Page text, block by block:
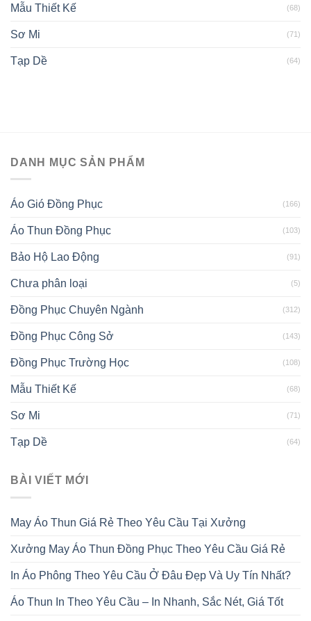
Mẫu Thiết Kế (68)
Sơ Mi (71)
Tạp Dề (64)
DANH MỤC SẢN PHẨM
Áo Gió Đồng Phục (166)
Áo Thun Đồng Phục (103)
Bảo Hộ Lao Động (91)
Chưa phân loại (5)
Đồng Phục Chuyên Ngành (312)
Đồng Phục Công Sở (143)
Đồng Phục Trường Học (108)
Mẫu Thiết Kế (68)
Sơ Mi (71)
Tạp Dề (64)
BÀI VIẾT MỚI
May Áo Thun Giá Rẻ Theo Yêu Cầu Tại Xưởng
Xưởng May Áo Thun Đồng Phục Theo Yêu Cầu Giá Rẻ
In Áo Phông Theo Yêu Cầu Ở Đâu Đẹp Và Uy Tín Nhất?
Áo Thun In Theo Yêu Cầu – In Nhanh, Sắc Nét, Giá Tốt